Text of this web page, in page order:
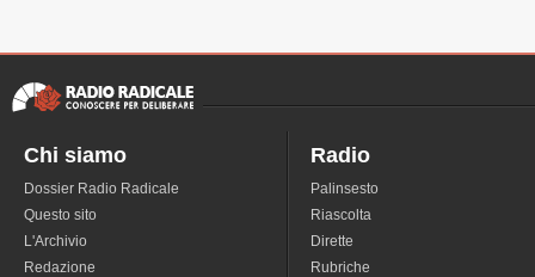
Chi siamo
Dossier Radio Radicale
Questo sito
L'Archivio
Redazione
Radio
Palinsesto
Riascolta
Dirette
Rubriche